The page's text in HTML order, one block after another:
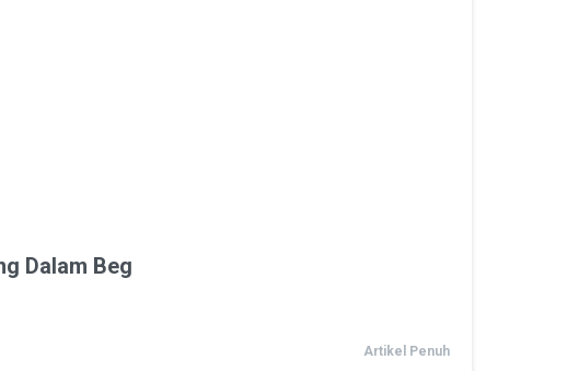
Dalam Beg
Artikel Penuh